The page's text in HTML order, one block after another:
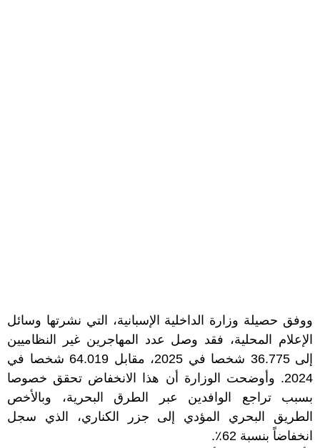
ووفق حصيلة وزارة الداخلية الإسبانية، التي نشرتها وسائل
الإعلام المحلية، فقد وصل عدد المهاجرين غير النظاميين
إلى 36.775 شخصا في 2025، مقابل 64.019 شخصا في
2024. وأوضحت الوزارة أن هذا الانخفاض تحقق خصوصا
بسبب تراجع الوافدين عبر الطرق البحرية، وبالأخص
الطريق البحري المؤدي إلى جزر الكناري، الذي سجل
انخفاضاً بنسبة 62٪.